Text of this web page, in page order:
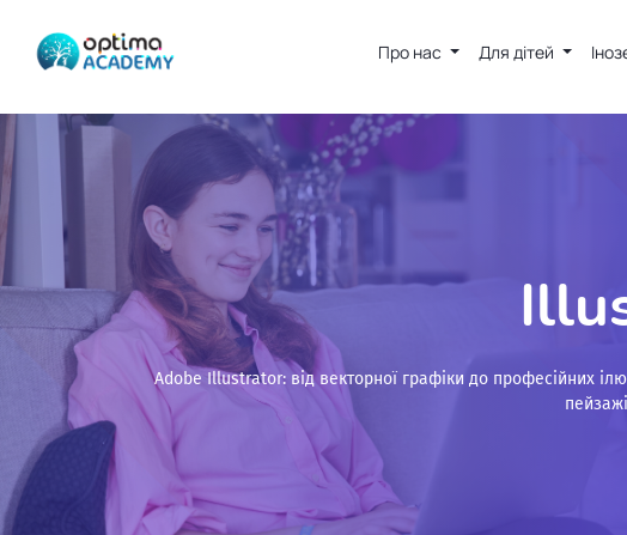
Про нас Для дітей
Adobe Illustrator: від векторної графіки до професійних